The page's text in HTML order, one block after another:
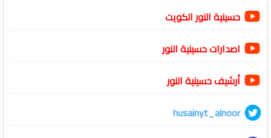
حسينية النور الكويت
اصدارات حسينية النور
أرشيف حسينية النور
husainyt_alnoor